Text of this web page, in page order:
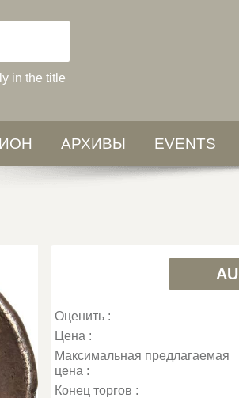
in the title
АРХИВЫ EVENTS
AU
Оценить :
Цена :
Максимальная предлагаемая
цена :
Конец торгов :